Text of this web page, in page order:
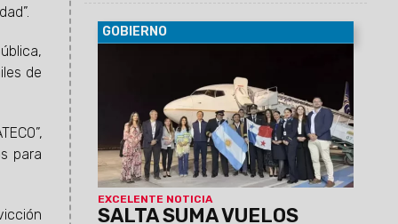
de
para
GOBIERNO
EXCELENTE NOTICIA
SALTA SUMA VUELOS
cuatro frecuencias semanales para
captar visitantes internacionales y
conectar al norte argentino con más de
85 destinos del continente.